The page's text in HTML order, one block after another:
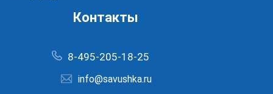
Контакты
8-495-205-18-25
info@savushka.ru